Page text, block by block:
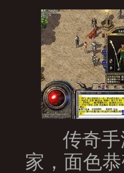
传奇手
家，面色